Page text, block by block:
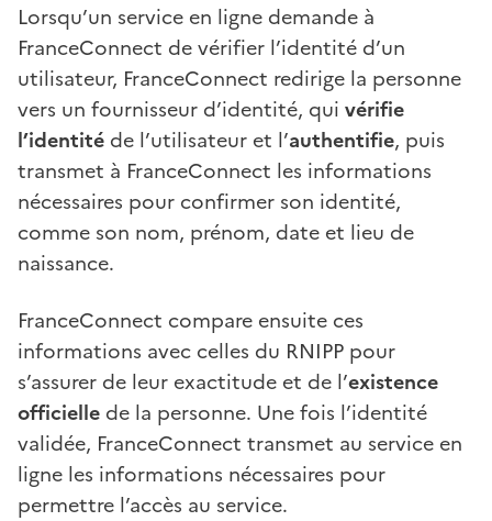
Lorsqu’un service en ligne demande à
FranceConnect de vérifier l’identité d’un
utilisateur, FranceConnect redirige la personne
vers un fournisseur d’identité, qui vérifie
l’identité de l’utilisateur et l’authentifie, puis
transmet à FranceConnect les informations
nécessaires pour confirmer son identité,
comme son nom, prénom, date et lieu de
naissance.
FranceConnect compare ensuite ces
informations avec celles du RNIPP pour
s’assurer de leur exactitude et de l’existence
officielle de la personne. Une fois l’identité
validée, FranceConnect transmet au service en
ligne les informations nécessaires pour
permettre l’accès au service.